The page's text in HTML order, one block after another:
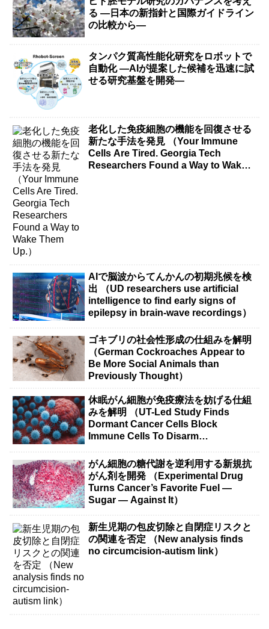
る ―日本の新指針と国際ガイドライン
の比較から―
タンパク質高性能化研究をロボットで
自動化 ―AIが提案した候補を迅速に試
せる研究基盤を開発―
老化した免疫細胞の機能を回復させる
新たな手法を発見 （Your Immune
Cells Are Tired. Georgia Tech
Researchers Found a Way to Wake
AIで脳波からてんかんの初期兆候を検
出 （UD researchers use artificial
intelligence to find early signs of
epilepsy in brain-wave recordings）
ゴキブリの社会性形成の仕組みを解明
（German Cockroaches Appear to
Be More Social Animals than
Previously Thought）
休眠がん細胞が免疫療法を妨げる仕組
みを解明 （UT-Led Study Finds
Dormant Cancer Cells Block
Immune Cells To Disarm
がん細胞の糖代謝を逆利用する新規抗
がん剤を開発 （Experimental Drug
Turns Cancer’s Favorite Fuel —
Sugar — Against It）
新生児期の包皮切除と自閉症リスクと
の関連を否定 （New analysis finds
no circumcision-autism link）